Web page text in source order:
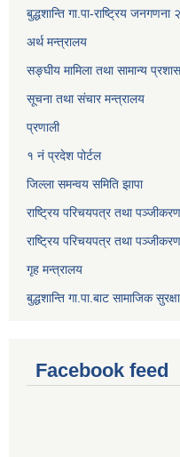
बुद्धशान्ति गा.पा-राष्ट्रिय
अर्थ मन्त्रालय
सङ्‍घीय मामिला तथा सामान्य
सूचना तथा संचार मन्त्रालय
प्रणाली
१ नं प्रदेश पोर्टल
जिल्ला समन्वय समिति झापा
राष्ट्रिय परिचयपत्र तथा
राष्ट्रिय परिचयपत्र तथा पञ्जीकरण
गृह मन्त्रालय
बुद्धशान्ति गा.पा.बाट सामाजिक
Facebook feed